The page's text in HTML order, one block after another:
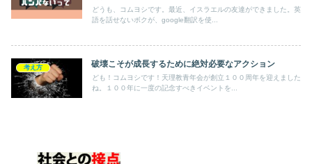
どうも、コムヨシです。最近、イスラエルの友達ができました。英
語を話せないボクが、google翻訳を使...
考え方 破壊こそが成長するために絶対必要なアクション
ども！コムヨシです！天理教青年会が創立１００周年を迎えました
ね。１００年に一度の記念すべきイベントを...